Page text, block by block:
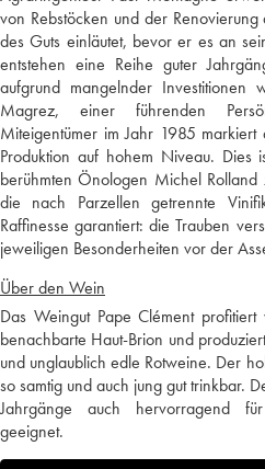
von Rebstöcken und der
des Guts einläutet, bevor er es an
entstehen eine Reihe guter
aufgrund mangelnder Investitionen
Magrez, einer führenden
Miteigentümer im Jahr 1985
Produktion auf hohem Niveau. Dies
berühmten Önologen Michel
die nach Parzellen getrennte
Raffinesse garantiert: die Trauben
jeweiligen Besonderheiten vor der
Über den Wein
Das Weingut Pape Clément
benachbarte Haut-Brion und
und unglaublich edle Rotweine. Der
so samtig und auch jung gut trinkbar.
Jahrgänge auch hervorragend
geeignet.